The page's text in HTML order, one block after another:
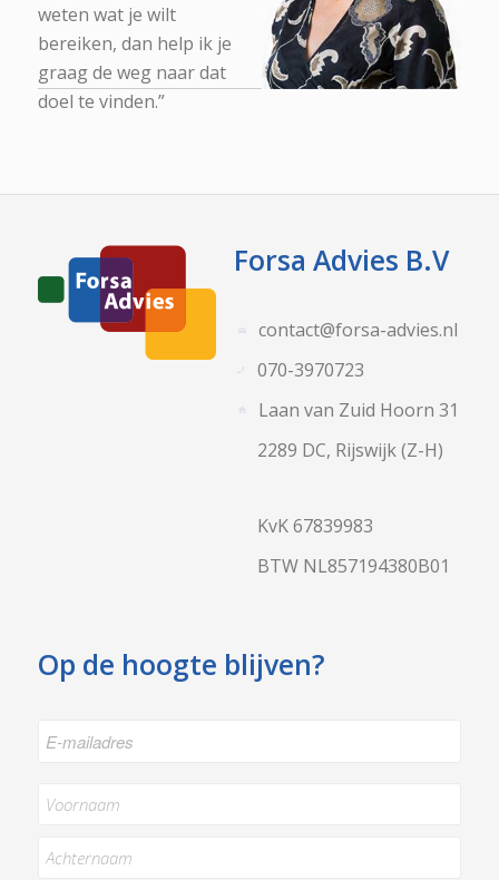
weten wat je wilt
bereiken, dan help ik je
graag de weg naar dat
doel te vinden.”
Forsa Advies B.V
contact@forsa-advies.nl
070-3970723
Laan van Zuid Hoorn 31
2289 DC, Rijswijk (Z-H)
KvK 67839983
BTW NL857194380B01
Op de hoogte blijven?
mailadres *